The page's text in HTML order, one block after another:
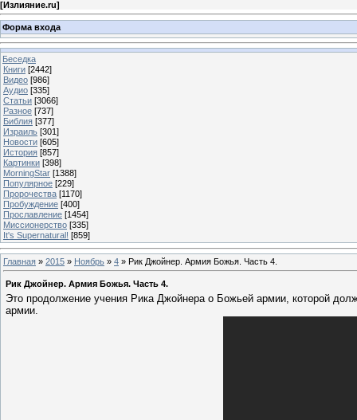
[Излияние.ru]
Форма входа
Беседка
Книги [2442]
Видео [986]
Аудио [335]
Статьи [3066]
Разное [737]
Библия [377]
Израиль [301]
Новости [605]
История [857]
Картинки [398]
MorningStar [1388]
Популярное [229]
Пророчества [1170]
Пробуждение [400]
Прославление [1454]
Миссионерство [335]
It's Supernatural! [859]
Главная » 2015 » Ноябрь » 4 » Рик Джойнер. Армия Божья. Часть 4.
Рик Джойнер. Армия Божья. Часть 4.
Это продолжение учения Рика Джойнера о Божьей армии, которой
армии.